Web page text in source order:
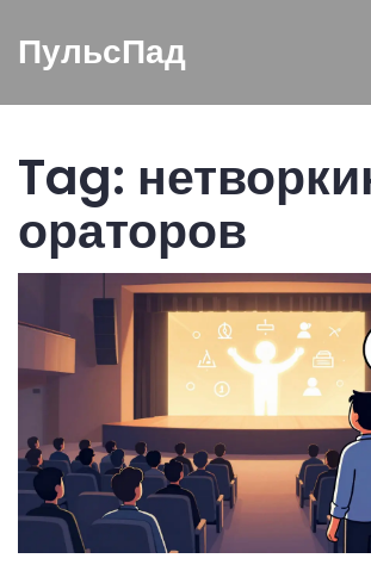
ПульсПад
Tag:
ораторов